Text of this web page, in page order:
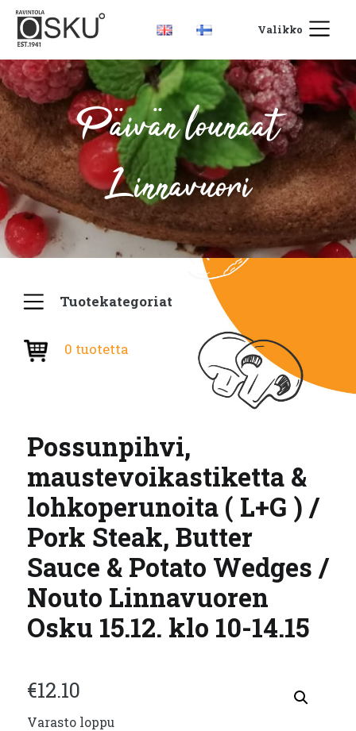
Valikko
Päivän lounaat
Linnavuori
Tuotekategoriat
0 tuotetta
Possunpihvi,
maustevoikastiketta &
lohkoperunoita ( L+G ) /
Pork Steak, Butter
Sauce & Potato Wedges /
Nouto Linnavuoren
Osku 15.12. klo 10-14.15
€12.10
Varasto loppu